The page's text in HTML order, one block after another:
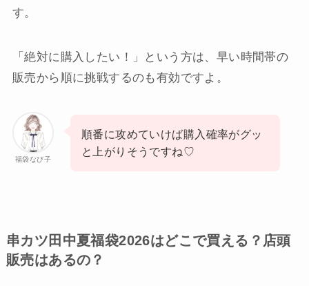
す。
「絶対に購入したい！」という方は、早い時間帯の
販売から順に挑戦するのも有効ですよ。
福袋なび子
順番に攻めていけば購入確率がグッ
と上がりそうですね♡
串カツ田中夏福袋2026はどこで買える？店頭
販売はあるの？